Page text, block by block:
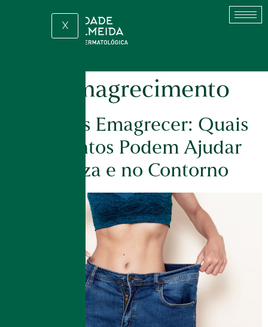
X
emagrecimento
Pele Após Emagrecer: Quais
Tratamentos Podem Ajudar
na Firmeza e no Contorno